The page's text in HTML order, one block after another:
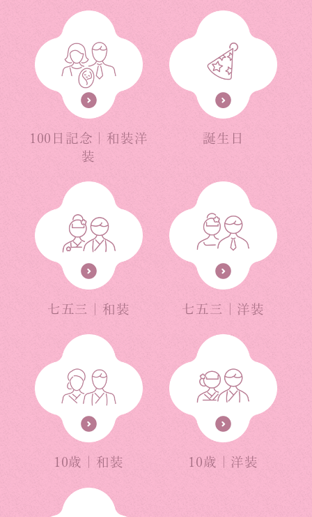
100日記念｜和装洋
装
誕生日
七五三｜和装 七五三｜洋装
10歳｜和装 10歳｜洋装